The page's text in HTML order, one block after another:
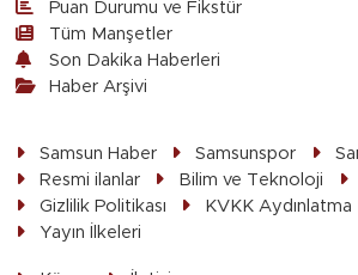
Puan Durumu ve Fikstür
Tüm Manşetler
Son Dakika Haberleri
Haber Arşivi
Samsun Haber Samsunspor
Resmi ilanlar
Bilim ve Teknoloji
Gizlilik Politikası
KVKK Aydınlatma
Yayın İlkeleri